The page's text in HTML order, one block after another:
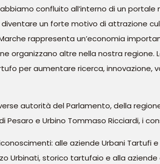
confluito all’interno di un
un forte motivo di attrazione
rappresenta un’economia
organizzano altre nella nostra
per aumentare ricerca, innovazione,
autorità del Parlamento, della
Pesaro e Urbino Tommaso Ricciardi, i
alle aziende Urbani Tartufi
Urbinati, storico tartufaio e alla